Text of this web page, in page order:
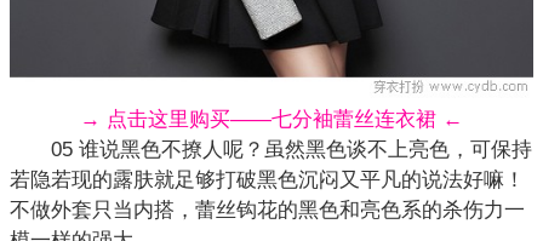
→ 点击这里购买——七分袖蕾丝连衣裙 ←
05 谁说黑色不撩人呢？虽然黑色谈不上亮色，可保持
若隐若现的露肤就足够打破黑色沉闷又平凡的说法好嘛！
不做外套只当内搭， 蕾丝钩花的黑色和亮色系的杀伤力一